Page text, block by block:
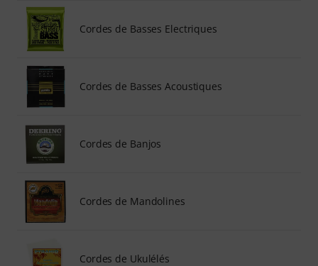
Cordes de Basses Electriques
Cordes de Basses Acoustiques
Cordes de Banjos
Cordes de Mandolines
Cordes de Ukulélés